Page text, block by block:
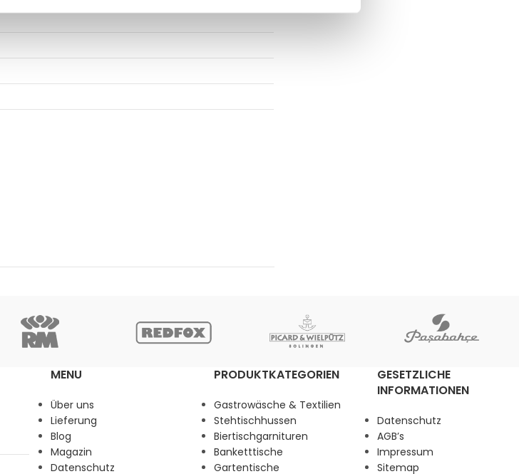
MENU
Über uns
Lieferung
Blog
Magazin
Datenschutz
PRODUKTKATEGORIEN
Gastrowäsche & Textilien
Stehtischhussen
Biertischgarnituren
Banketttische
Gartentische
GESETZLICHE
INFORMATIONEN
Datenschutz
AGB’s
Impressum
Sitemap